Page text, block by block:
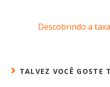
Descobrindo a
TALVEZ VOCÊ GOSTE